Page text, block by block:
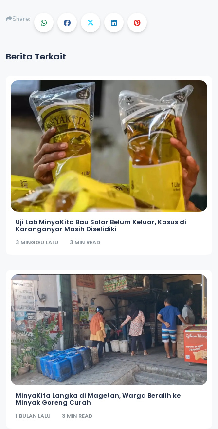
Share:
Berita Terkait
Uji Lab MinyaKita Bau Solar Belum Keluar, Kasus di
Karanganyar Masih Diselidiki
3 MINGGU LALU 3 MIN READ
MinyaKita Langka di Magetan, Warga Beralih ke
Minyak Goreng Curah
1 BULAN LALU 3 MIN READ